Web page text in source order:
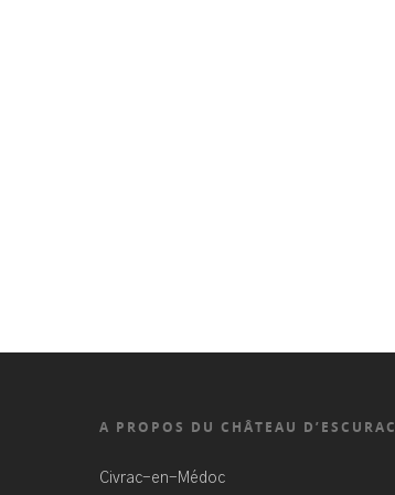
A PROPOS DU CHÂTEAU D’ESCURAC
Civrac-en-Médoc